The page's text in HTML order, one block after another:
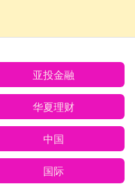
亚投金融
华夏理财
中国
国际